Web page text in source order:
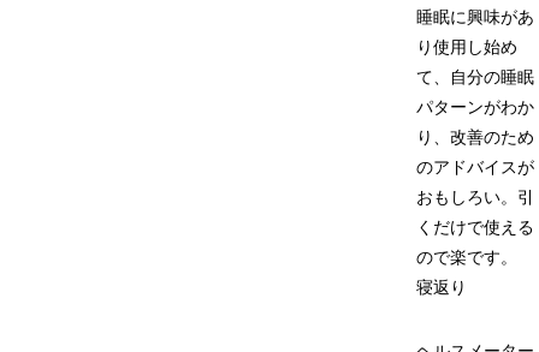
睡眠に興味があ
り使用し始め
て、自分の睡眠
パターンがわか
り、改善のため
のアドバイスが
おもしろい。引
くだけで使える
ので楽です。
寝返り